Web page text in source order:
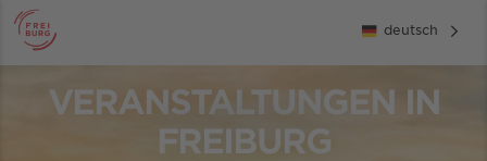
deutsch
VERANSTALTUNGEN IN
FREIBURG